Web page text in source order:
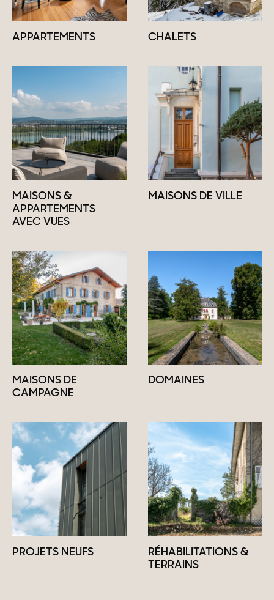
APPARTEMENTS CHALETS
MAISONS &
APPARTEMENTS
AVEC VUES
MAISONS DE VILLE
MAISONS DE
CAMPAGNE
DOMAINES
PROJETS NEUFS
RÉHABILITATIONS &
TERRAINS